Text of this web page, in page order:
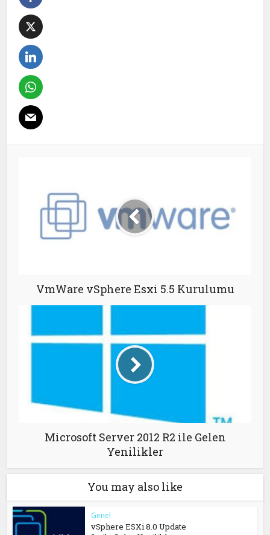
VmWare vSphere Esxi 5.5 Kurulumu
Microsoft Server 2012 R2 ile Gelen
Yenilikler
You may also like
Genel
vSphere ESXi 8.0 Update